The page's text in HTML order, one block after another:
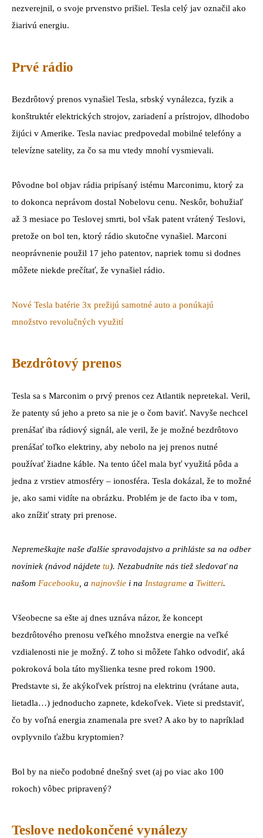
nezverejnil, o svoje prvenstvo prišiel. Tesla celý jav označil ako
žiarivú energiu.
Prvé rádio
Bezdrôtový prenos vynašiel Tesla, srbský vynálezca, fyzik a
konštruktér elektrických strojov, zariadení a prístrojov, dlhodobo
žijúci v Amerike. Tesla naviac predpovedal mobilné telefóny a
televízne satelity, za čo sa mu vtedy mnohí vysmievali.
Pôvodne bol objav rádia pripísaný istému Marconimu, ktorý za
to dokonca neprávom dostal Nobelovu cenu. Neskôr, bohužiaľ
až 3 mesiace po Teslovej smrti, bol však patent vrátený Teslovi,
pretože on bol ten, ktorý rádio skutočne vynašiel. Marconi
neoprávnenie použil 17 jeho patentov, napriek tomu si dodnes
môžete niekde prečítať, že vynašiel rádio.
Nové Tesla batérie 3x prežijú samotné auto a ponúkajú
množstvo revolučných využití
Bezdrôtový prenos
Tesla sa s Marconim o prvý prenos cez Atlantik nepretekal. Veril,
že patenty sú jeho a preto sa nie je o čom baviť. Navyše nechcel
prenášať iba rádiový signál, ale veril, že je možné bezdrôtovo
prenášať toľko elektriny, aby nebolo na jej prenos nutné
používať žiadne káble. Na tento účel mala byť využitá pôda a
jedna z vrstiev atmosféry – ionosféra. Tesla dokázal, že to možné
je, ako sami vidíte na obrázku. Problém je de facto iba v tom,
ako znížiť straty pri prenose.
Nepremeškajte naše ďalšie spravodajstvo a prihláste sa na odber
noviniek (návod nájdete tu). Nezabudnite nás tiež sledovať na
našom Facebooku, a najnovšie i na Instagrame a Twitteri.
Všeobecne sa ešte aj dnes uznáva názor, že koncept
bezdrôtového prenosu veľkého množstva energie na veľké
vzdialenosti nie je možný. Z toho si môžete ľahko odvodiť, aká
pokroková bola táto myšlienka tesne pred rokom 1900.
Predstavte si, že akýkoľvek prístroj na elektrinu (vrátane auta,
lietadla…) jednoducho zapnete, kdekoľvek. Viete si predstaviť,
čo by voľná energia znamenala pre svet? A ako by to napríklad
ovplyvnilo ťažbu kryptomien?
Bol by na niečo podobné dnešný svet (aj po viac ako 100
rokoch) vôbec pripravený?
Teslove nedokončené vynálezy